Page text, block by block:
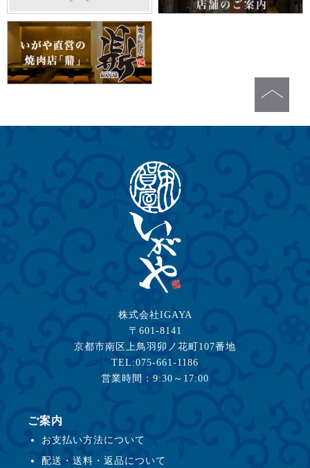
株式会社IGAYA
〒601-8141
京都市南区上鳥羽卯ノ花町107番地
TEL:075-661-1186
営業時間：9:30～17:00
ご案内
お支払い方法について
配送・送料・返品について